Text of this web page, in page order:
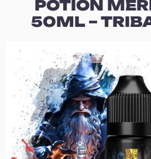
POTION
50ML –